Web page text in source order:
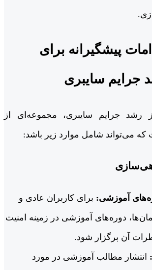
پیشگیرانه برای
جرایم سایبری
رشد جرایم سایبری، مجموعه‌ای از
که می‌تواند شامل موارد زیر باشد:
آموزشی: برای کاربران عادی و
دوره‌های آموزشی در زمینه امنیت
آن برگزار شود.
انتشار مطالب آموزشی در مورد